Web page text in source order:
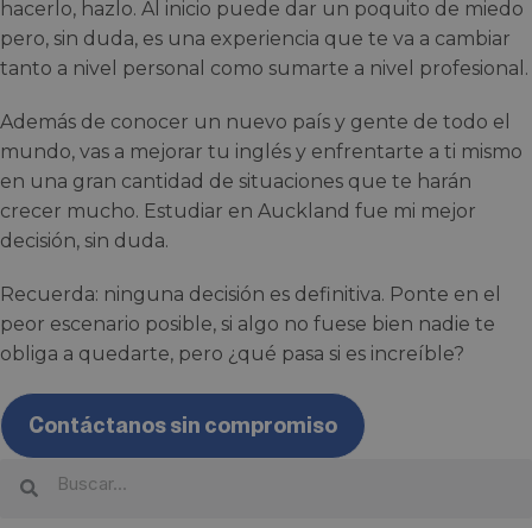
hacerlo, hazlo. Al inicio puede dar un poquito de miedo
pero, sin duda, es una experiencia que te va a cambiar
tanto a nivel personal como sumarte a nivel profesional.
Además de conocer un nuevo país y gente de todo el
mundo, vas a mejorar tu inglés y enfrentarte a ti mismo
en una gran cantidad de situaciones que te harán
crecer mucho. Estudiar en Auckland fue mi mejor
decisión, sin duda.
Recuerda: ninguna decisión es definitiva. Ponte en el
peor escenario posible, si algo no fuese bien nadie te
obliga a quedarte, pero ¿qué pasa si es increíble?
Contáctanos sin compromiso